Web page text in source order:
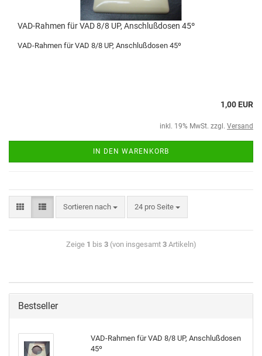
VAD-Rahmen für VAD 8/8 UP, Anschlußdosen 45º
VAD-Rahmen für VAD 8/8 UP, Anschlußdosen 45º
1,00 EUR
inkl. 19% MwSt. zzgl. Versand
IN DEN WARENKORB
Sortieren nach 24 pro Seite
Zeige 1 bis 3(von insgesamt 3Artikeln)
Bestseller
VAD-Rahmen für VAD 8/8 UP, Anschlußdosen
45º